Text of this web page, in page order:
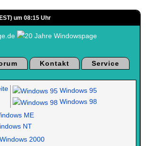
um 08:15 Uhr
Kontakt
Service
Windows 95
Windows 98
ME
NT
Windows 2000